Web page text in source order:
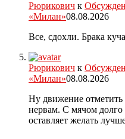
Рюрикович к
«Милан»08.08.2026
Все, сдохли. Брака
Рюрикович к
«Милан»08.08.2026
Ну движение отметить
нервам. С мячом долго
оставляет желать